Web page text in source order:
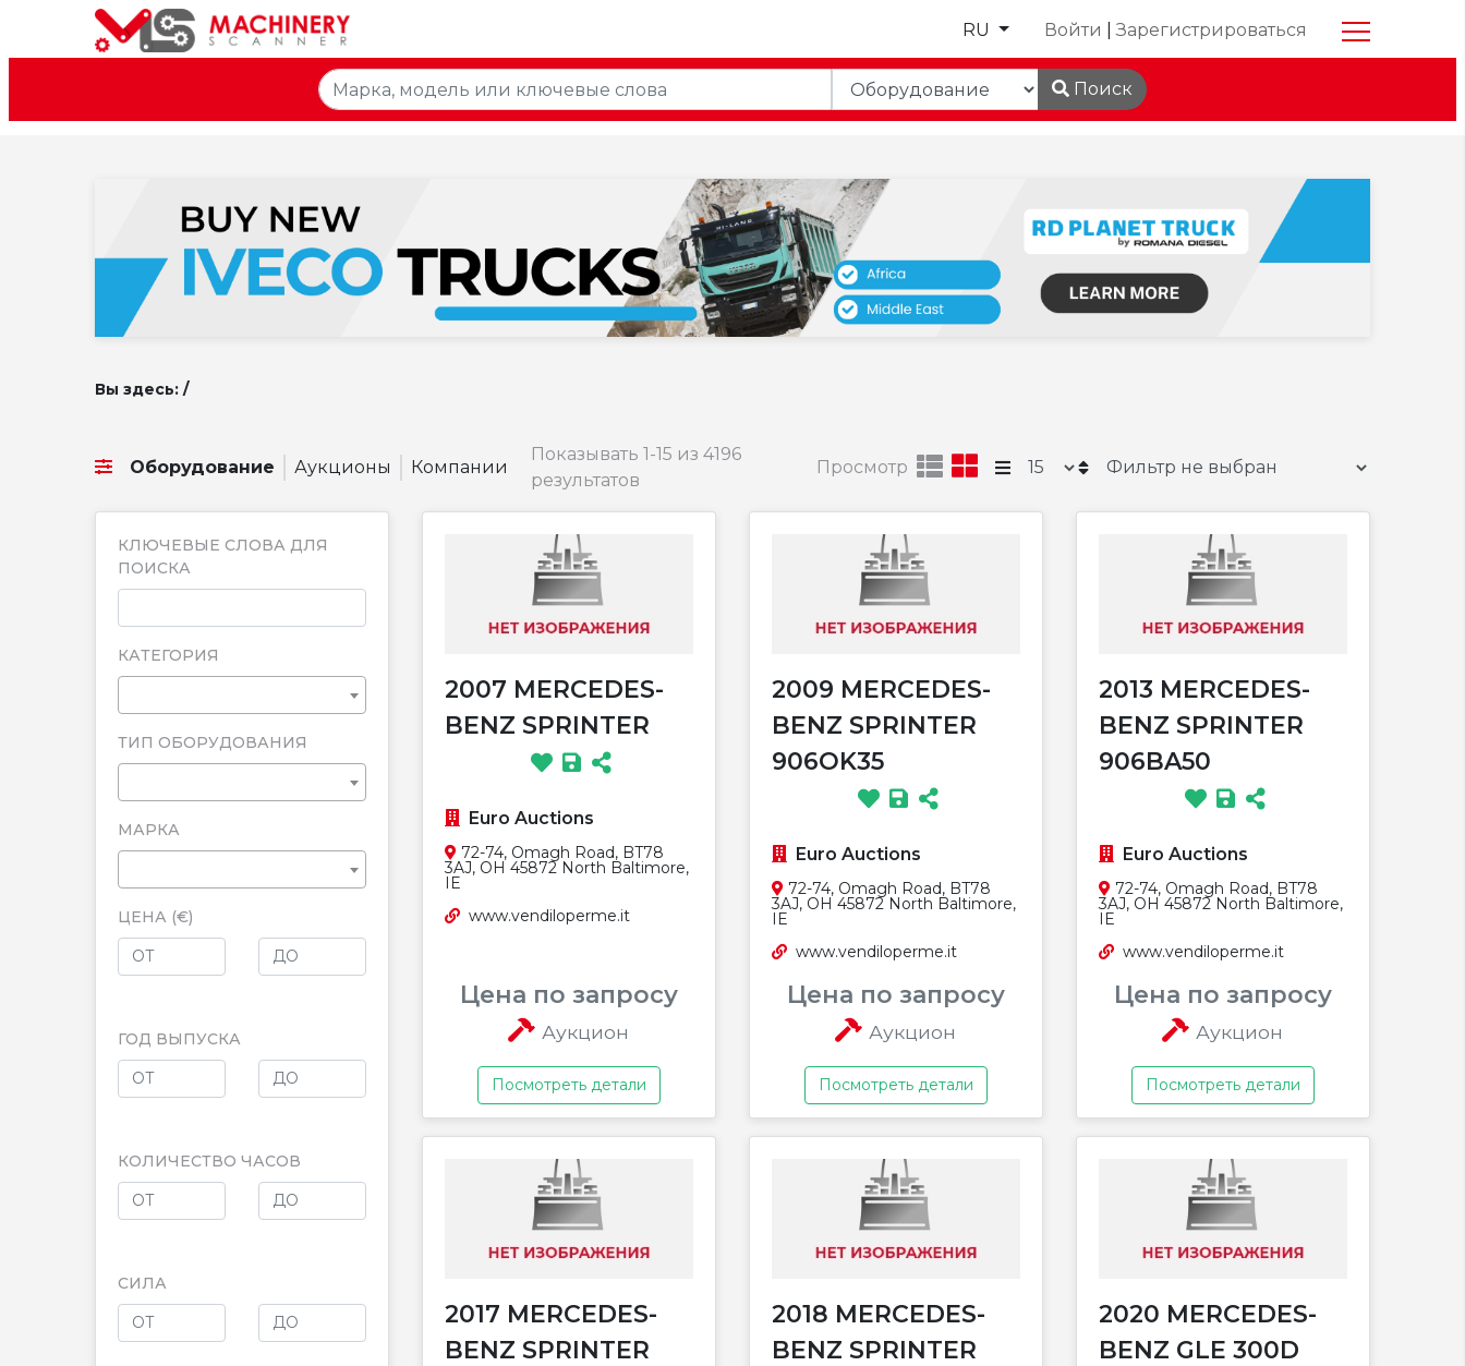
RU Войти |Зарегистрироваться
Поиск
Вы здесь: /
Оборудование Аукционы Компании
Показывать 1-15 из 4196
результатов
Просмотр
КЛЮЧЕВЫЕ СЛОВА ДЛЯ
ПОИСКА
КАТЕГОРИЯ
ТИП ОБОРУДОВАНИЯ
MАРКА
ЦЕНА (€)
ГОД ВЫПУСКА
КОЛИЧЕСТВО ЧАСОВ
СИЛА
2007 MERCEDES-
BENZ SPRINTER
Euro Auctions
72-74, Omagh Road, BT78
3AJ, OH 45872 North Baltimore,
IE
www.vendiloperme.it
Цена по запросу
Аукцион
Посмотреть детали
2009 MERCEDES-
BENZ SPRINTER
906OK35
Euro Auctions
72-74, Omagh Road, BT78
3AJ, OH 45872 North Baltimore,
IE
www.vendiloperme.it
Цена по запросу
Аукцион
Посмотреть детали
2013 MERCEDES-
BENZ SPRINTER
906BA50
Euro Auctions
72-74, Omagh Road, BT78
3AJ, OH 45872 North Baltimore,
IE
www.vendiloperme.it
Цена по запросу
Аукцион
Посмотреть детали
2017 MERCEDES-
BENZ SPRINTER
2018 MERCEDES-
BENZ SPRINTER
2020 MERCEDES-
BENZ GLE 300D